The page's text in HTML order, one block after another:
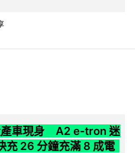
產車現身 A2 e-tron 迷
26 分鐘充滿 8 成電